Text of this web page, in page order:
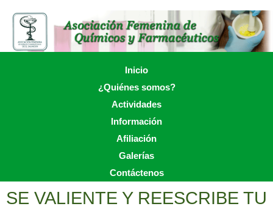
content
Inicio
¿Quiénes somos?
Actividades
Información
Afiliación
Galerías
Contáctenos
SE VALIENTE Y REESCRIBE TU